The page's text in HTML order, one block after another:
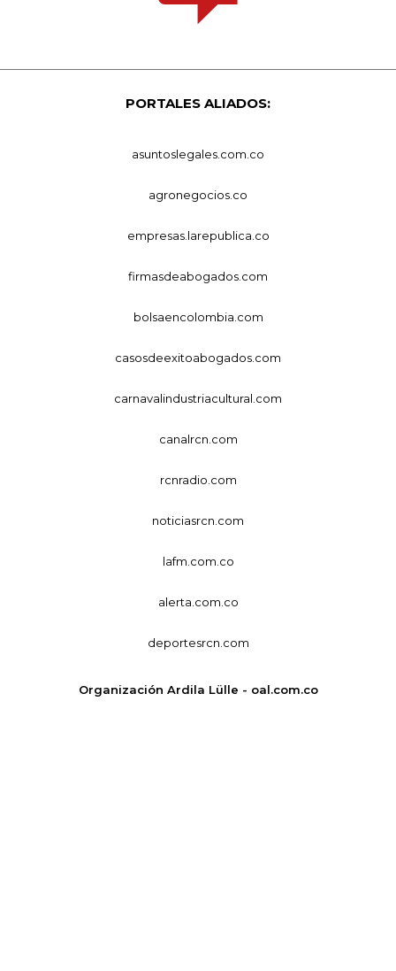
PORTALES ALIADOS:
asuntoslegales.com.co
agronegocios.co
empresas.larepublica.co
firmasdeabogados.com
bolsaencolombia.com
casosdeexitoabogados.com
carnavalindustriacultural.com
canalrcn.com
rcnradio.com
noticiasrcn.com
lafm.com.co
alerta.com.co
deportesrcn.com
Organización Ardila Lülle - oal.com.co